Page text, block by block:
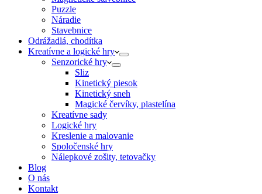
Puzzle
Náradie
Stavebnice
Odrážadlá, chodítka
Kreatívne a logické hry
Senzorické hry
Sliz
Kinetický piesok
Kinetický sneh
Magické červíky, plastelína
Kreatívne sady
Logické hry
Kreslenie a malovanie
Spoločenské hry
Nálepkové zošity, tetovačky
Blog
O nás
Kontakt